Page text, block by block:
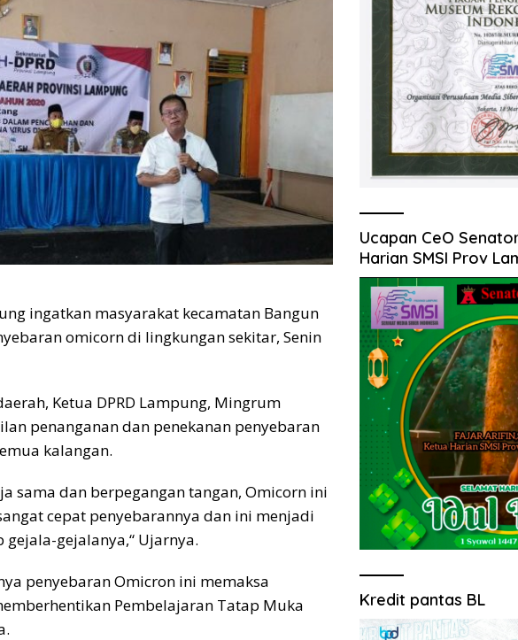
ingatkan masyarakat kecamatan Bangun
omicorn di lingkungan sekitar, Senin
Ketua DPRD Lampung, Mingrum
penanganan dan penekanan penyebaran
kalangan.
sama dan berpegangan tangan, Omicorn ini
cepat penyebarannya dan ini menjadi
gejalanya,“ Ujarnya.
penyebaran Omicron ini memaksa
Pembelajaran Tatap Muka
Ucapan CeO
Harian SMSI Prov
Kredit pantas BL